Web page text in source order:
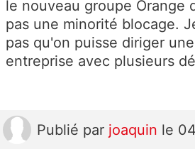
le nouveau groupe Orange
pas une minorité blocage.
pas qu'on puisse diriger
entreprise avec plusieurs
Publié par joaquin le